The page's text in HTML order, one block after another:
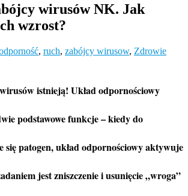
wirusów NK. Jak
wzrost?
, ruch, zabójcy wirusow, Zdrowie
istnieją! Układ odpornościowy
podstawowe funkcje – kiedy do
się patogen, układ odpornościowy aktywuje
jest zniszczenie i usunięcie „wroga”